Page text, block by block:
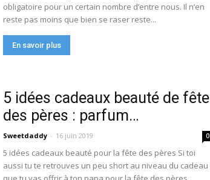
obligatoire pour un certain nombre d’entre nous. Il n’en
reste pas moins que bien se raser reste...
En savoir plus
5 idées cadeaux beauté de fête
des pères : parfum…
Sweetdaddy - 16 juin 2019 0
5 idées cadeaux beauté pour la fête des pères Si toi
aussi tu te retrouves un peu short au niveau du cadeau